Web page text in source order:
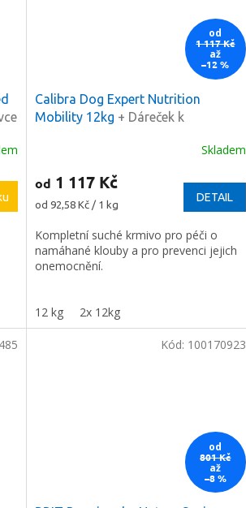
od
1 117 Kč
až
–12 %
Calibra Dog Expert Nutrition
Mobility 12kg + Dáreček k
Skladem
od 1 117 Kč
Měrná
od 92,58 Kč / 1 kg
DETAIL
Kompletní suché krmivo pro péči o
namáhané klouby a pro prevenci jejich
onemocnění.
12 kg 2x 12kg
od
801 Kč
až
–8 %
Kód: 100170923